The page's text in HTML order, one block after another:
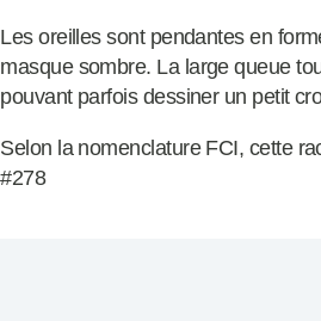
Les oreilles sont pendantes en
masque sombre. La large queue
pouvant parfois dessiner un petit
Selon la nomenclature FCI, cette
#278